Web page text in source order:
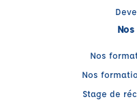
Nos
Nos
Stage de